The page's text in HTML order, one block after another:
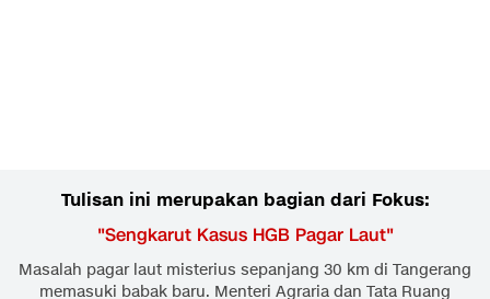
Tulisan ini merupakan bagian dari Fokus:
"Sengkarut Kasus HGB Pagar Laut"
Masalah pagar laut misterius sepanjang 30 km di Tangerang
memasuki babak baru. Menteri Agraria dan Tata Ruang